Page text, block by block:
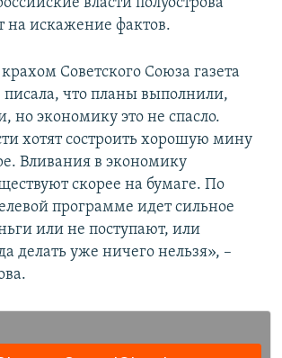
на искажение фактов.
Советского Союза газета
что планы выполнили,
но экономику это не спасло.
хотят состроить хорошую мину
Вливания в экономику
скорее на бумаге. По
программе идет сильное
или не поступают, или
делать уже ничего нельзя», –